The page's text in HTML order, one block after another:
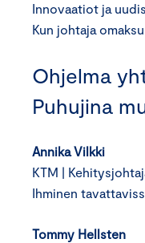
Innovaatiot ja
Kun johtaja
Ohjelma
Puhujina
Annika Vilkki
KTM |
Ihminen
Tommy Hellsten